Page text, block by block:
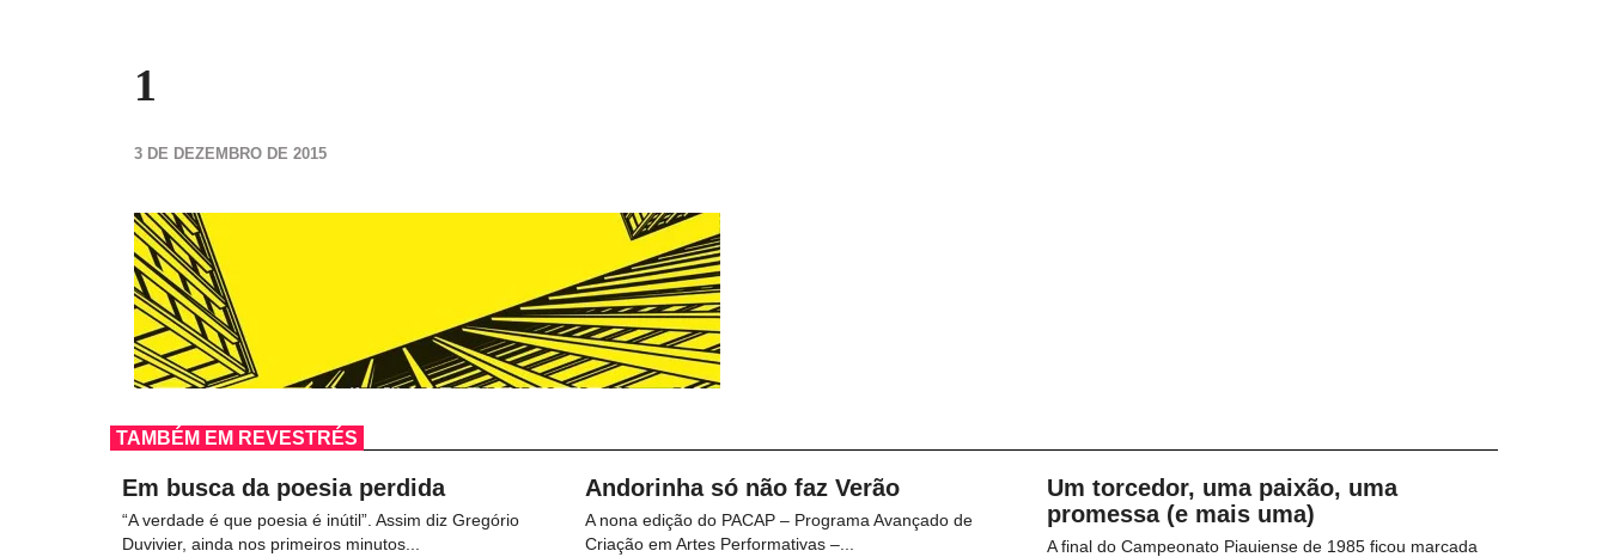
1
3 DE DEZEMBRO DE 2015
TAMBÉM EM REVESTRÉS
Em busca da poesia perdida
“A verdade é que poesia é inútil”. Assim diz Gregório
Duvivier, ainda nos primeiros minutos...
Andorinha só não faz Verão
A nona edição do PACAP – Programa Avançado de
Criação em Artes Performativas –...
Um torcedor, uma paixão, uma
promessa (e mais uma)
A final do Campeonato Piauiense de 1985 ficou marcada